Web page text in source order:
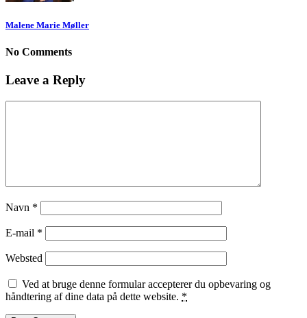
Malene Marie Møller
No Comments
Leave a Reply
Navn *
E-mail *
Websted
Ved at bruge denne formular accepterer du opbevaring og
håndtering af dine data på dette website. *